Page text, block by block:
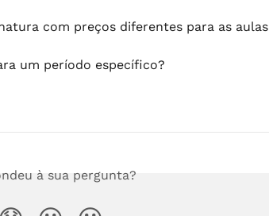
com preços diferentes para as aulas
um período específico?
à sua pergunta?